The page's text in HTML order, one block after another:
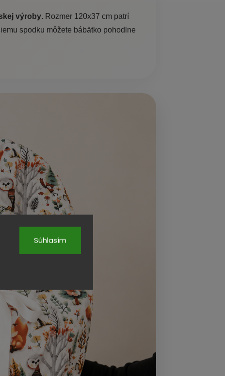
Súhlasím
výroby. Rozmer 120x37 cm patrí
spodku môžete bábätko pohodlne